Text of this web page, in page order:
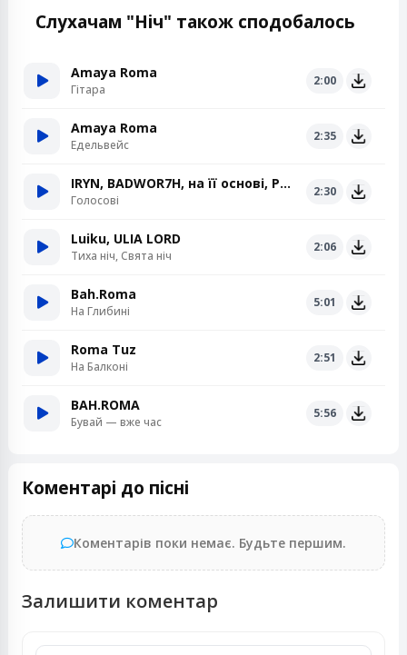
Слухачам "Ніч" також сподобалось
Amaya Roma
Гітара
2:00
Amaya Roma
Едельвейс
2:35
IRYN, BADWOR7H, на її основі, POPIL, Roma Leshchuk
Голосові
2:30
Luiku, ULIA LORD
Тиха ніч, Свята ніч
2:06
Bah.Roma
На Глибині
5:01
Roma Tuz
На Балконі
2:51
BAH.ROMA
Бувай — вже час
5:56
Коментарі до пісні
Коментарів поки немає. Будьте першим.
Залишити коментар